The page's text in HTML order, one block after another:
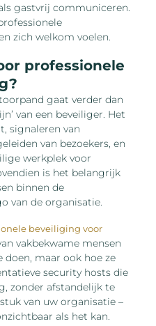
gastvrij communiceren.
zich welkom voelen.
professionele
gaat verder dan
van een beveiliger. Het
signaleren van
van bezoekers, en
werkplek voor
is het belangrijk
binnen de
van de organisatie.
beveiliging voor
vakbekwame mensen
doen, maar ook hoe ze
security hosts die
zonder afstandelijk te
van uw organisatie –
als het kan.